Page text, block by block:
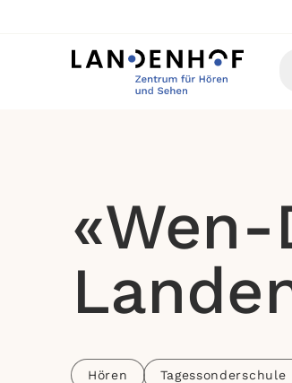
Hören Tagessonderschule